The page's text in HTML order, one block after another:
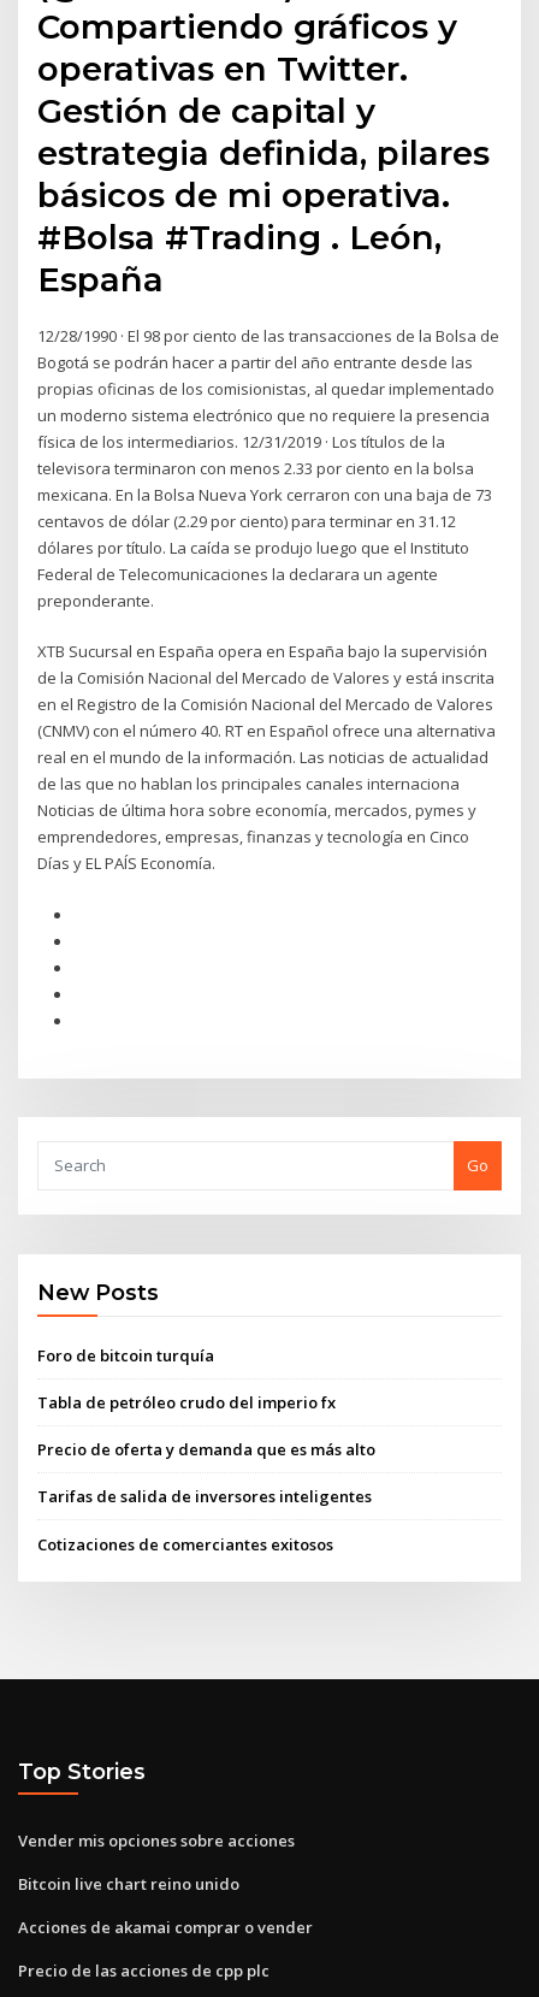
Compartiendo gráficos y
operativas en Twitter.
Gestión de capital y
estrategia definida, pilares
básicos de mi operativa.
#Bolsa #Trading . León,
España
12/28/1990 · El 98 por ciento de las transacciones de la Bolsa de
Bogotá se podrán hacer a partir del año entrante desde las
propias oficinas de los comisionistas, al quedar implementado
un moderno sistema electrónico que no requiere la presencia
física de los intermediarios. 12/31/2019 · Los títulos de la
televisora terminaron con menos 2.33 por ciento en la bolsa
mexicana. En la Bolsa Nueva York cerraron con una baja de 73
centavos de dólar (2.29 por ciento) para terminar en 31.12
dólares por título. La caída se produjo luego que el Instituto
Federal de Telecomunicaciones la declarara un agente
preponderante.
XTB Sucursal en España opera en España bajo la supervisión
de la Comisión Nacional del Mercado de Valores y está inscrita
en el Registro de la Comisión Nacional del Mercado de Valores
(CNMV) con el número 40. RT en Español ofrece una alternativa
real en el mundo de la información. Las noticias de actualidad
de las que no hablan los principales canales internaciona
Noticias de última hora sobre economía, mercados, pymes y
emprendedores, empresas, finanzas y tecnología en Cinco
Días y EL PAÍS Economía.
Go
New Posts
Foro de bitcoin turquía
Tabla de petróleo crudo del imperio fx
Precio de oferta y demanda que es más alto
Tarifas de salida de inversores inteligentes
Cotizaciones de comerciantes exitosos
Top Stories
Vender mis opciones sobre acciones
Bitcoin live chart reino unido
Acciones de akamai comprar o vender
Precio de las acciones de cpp plc